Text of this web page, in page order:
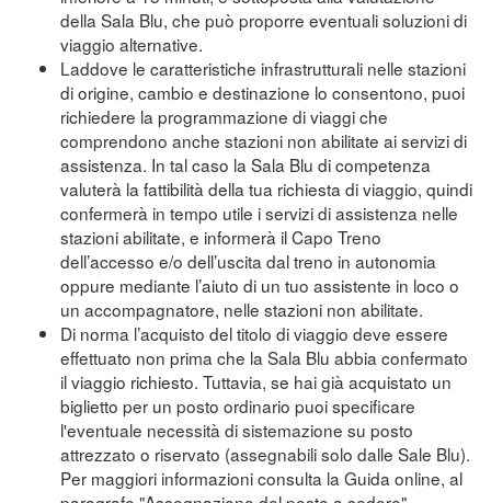
della Sala Blu, che può proporre eventuali soluzioni di
viaggio alternative.
Laddove le caratteristiche infrastrutturali nelle stazioni
di origine, cambio e destinazione lo consentono, puoi
richiedere la programmazione di viaggi che
comprendono anche stazioni non abilitate ai servizi di
assistenza. In tal caso la Sala Blu di competenza
valuterà la fattibilità della tua richiesta di viaggio, quindi
confermerà in tempo utile i servizi di assistenza nelle
stazioni abilitate, e informerà il Capo Treno
dell’accesso e/o dell’uscita dal treno in autonomia
oppure mediante l’aiuto di un tuo assistente in loco o
un accompagnatore, nelle stazioni non abilitate.
Di norma l’acquisto del titolo di viaggio deve essere
effettuato non prima che la Sala Blu abbia confermato
il viaggio richiesto. Tuttavia, se hai già acquistato un
biglietto per un posto ordinario puoi specificare
l'eventuale necessità di sistemazione su posto
attrezzato o riservato (assegnabili solo dalle Sale Blu).
Per maggiori informazioni consulta la Guida online, al